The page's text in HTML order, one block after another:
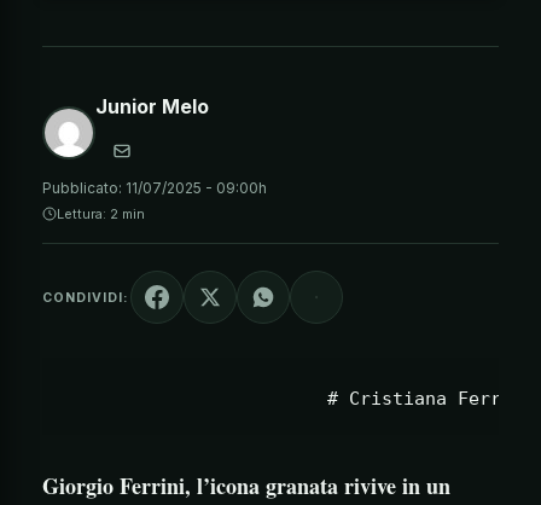
Junior Melo
Pubblicato: 11/07/2025 - 09:00h
Lettura: 2 min
CONDIVIDI:
Giorgio Ferrini, l’icona granata rivive in un